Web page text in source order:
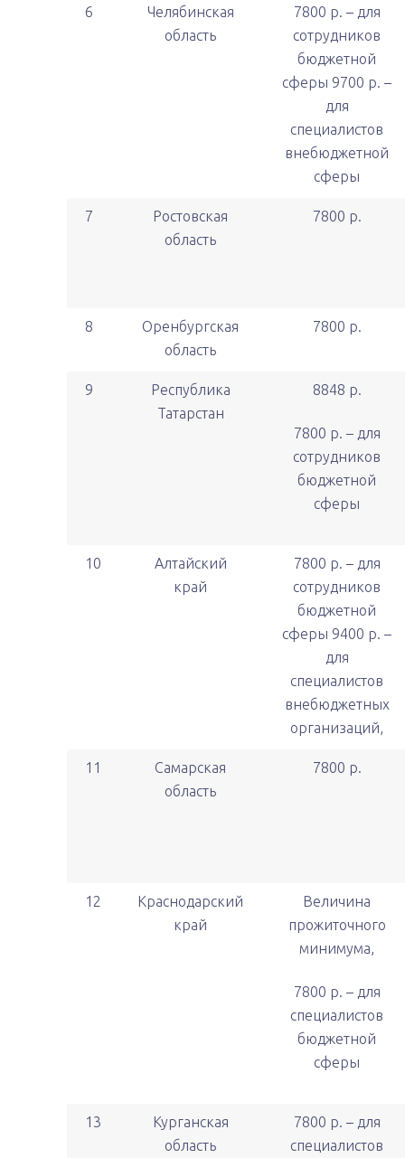
6
Челябинская
область
7800 р. – для
сотрудников
бюджетной
сферы 9700 р. –
для
специалистов
внебюджетной
сферы
7
Ростовская
область
7800 р.
8
Оренбургская
область
7800 р.
9
Республика
Татарстан
8848 р.
7800 р. – для
сотрудников
бюджетной
сферы
10
Алтайский
край
7800 р. – для
сотрудников
бюджетной
сферы 9400 р. –
для
специалистов
внебюджетных
организаций,
11
Самарская
область
7800 р.
12
Краснодарский
край
Величина
прожиточного
минимума,
7800 р. – для
специалистов
бюджетной
сферы
13
Курганская
область
7800 р. – для
специалистов